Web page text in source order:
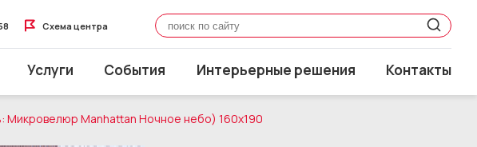
Услуги События Интерьерные решения Контакты
Схема центра
Микровелюр Manhattan Ночное небо) 160x190